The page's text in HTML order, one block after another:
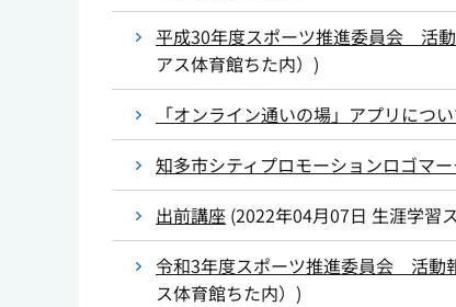
平成30年度スポーツ推進委員会 活
アス体育館ちた内） )
「オンライン通いの場」アプリにつ
知多市シティプロモーションロゴマー
出前講座 (2022年04月07日 生涯学習
令和3年度スポーツ推進委員会 活動
ス体育館ちた内） )